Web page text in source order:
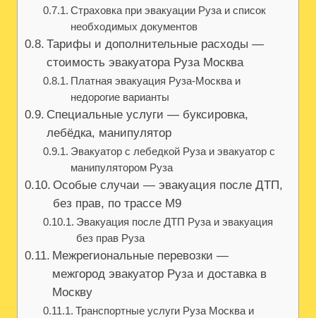
Страховка при эвакуации Руза и список
необходимых документов
Тарифы и дополнительные расходы —
стоимость эвакуатора Руза Москва
Платная эвакуация Руза-Москва и
недорогие варианты
Специальные услуги — буксировка,
лебёдка, манипулятор
Эвакуатор с лебедкой Руза и эвакуатор с
манипулятором Руза
Особые случаи — эвакуация после ДТП,
без прав, по трассе М9
Эвакуация после ДТП Руза и эвакуация
без прав Руза
Межрегиональные перевозки —
межгород эвакуатор Руза и доставка в
Москву
Транспортные услуги Руза Москва и